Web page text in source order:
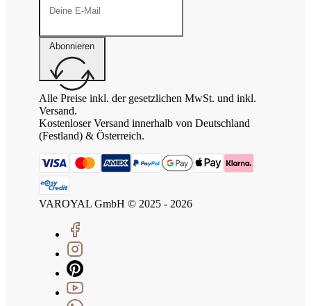
Abonnieren
Alle Preise inkl. der gesetzlichen MwSt. und inkl.
Versand.
Kostenloser Versand innerhalb von Deutschland
(Festland) & Österreich.
VAROYAL GmbH © 2025 - 2026